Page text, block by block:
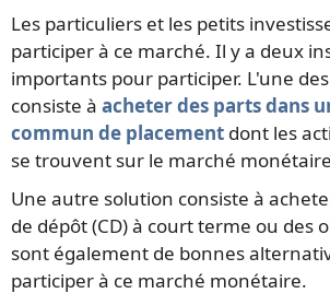
Les particuliers et les petits
participer à ce marché. Il y a deux
importants pour participer. L'une
consiste à acheter des parts dans
commun de placement dont les
se trouvent sur le marché
Une autre solution consiste à
de dépôt (CD) à court terme ou des
sont également de bonnes
participer à ce marché monétaire.